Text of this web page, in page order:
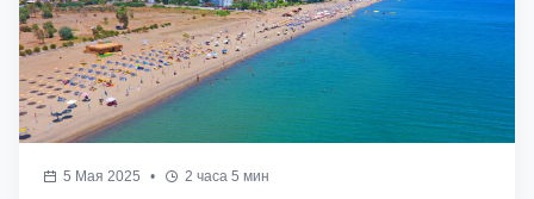
5 Мая 2025 • 2 часа 5 мин